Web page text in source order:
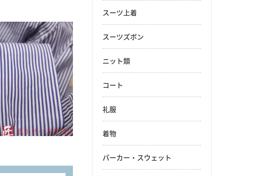
スーツ上着
スーツズボン
ニット類
コート
礼服
着物
パーカー・スウェット